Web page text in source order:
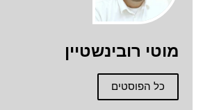
מוטי רובינשטיין
כל הפוסטים